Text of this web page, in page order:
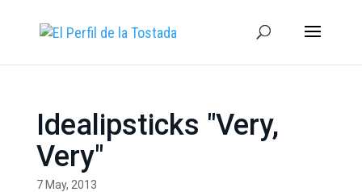
Idealipsticks "Very,
Very"
7 May, 2013